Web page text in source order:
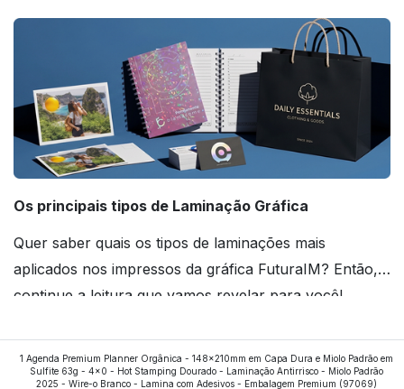
Os principais tipos de Laminação Gráfica
Quer saber quais os tipos de laminações mais
aplicados nos impressos da gráfica FuturaIM? Então,
continue a leitura que vamos revelar para você!
1 Agenda Premium Planner Orgânica - 148x210mm em Capa Dura e Miolo Padrão em
Sulfite 63g - 4x0 - Hot Stamping Dourado - Laminação Antirrisco - Miolo Padrão
2025 - Wire-o Branco - Lamina com Adesivos - Embalagem Premium (97069)